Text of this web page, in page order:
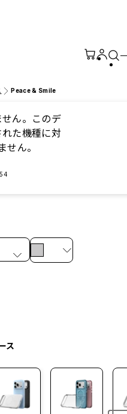
Peace & Smile
ん。このデ
た機種に対
せん。
ス